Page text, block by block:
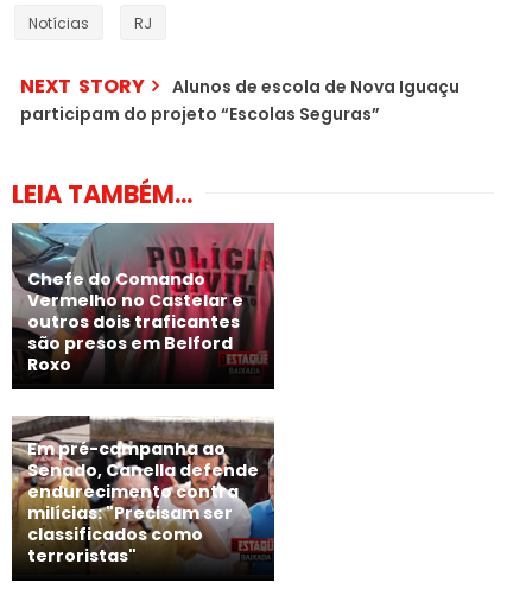
Notícias RJ
NEXT STORY
Alunos de escola de Nova Iguaçu
participam do projeto “Escolas Seguras”
LEIA TAMBÉM...
Chefe do Comando
Vermelho no Castelar e
outros dois traficantes
são presos em Belford
Roxo
Em pré-campanha ao
Senado, Canella defende
endurecimento contra
milícias: "Precisam ser
classificados como
terroristas"